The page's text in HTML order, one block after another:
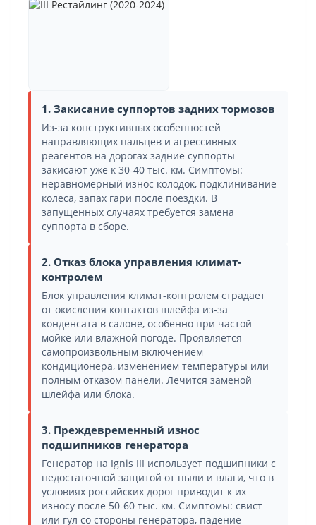
1. Закисание суппортов задних тормозов
Из-за конструктивных особенностей
направляющих пальцев и агрессивных
реагентов на дорогах задние суппорты
закисают уже к 30-40 тыс. км. Симптомы:
неравномерный износ колодок, подклинивание
колеса, запах гари после поездки. В
запущенных случаях требуется замена
суппорта в сборе.
2. Отказ блока управления климат-
контролем
Блок управления климат-контролем страдает
от окисления контактов шлейфа из-за
конденсата в салоне, особенно при частой
мойке или влажной погоде. Проявляется
самопроизвольным включением
кондиционера, изменением температуры или
полным отказом панели. Лечится заменой
шлейфа или блока.
3. Преждевременный износ
подшипников генератора
Генератор на Ignis III использует подшипники с
недостаточной защитой от пыли и влаги, что в
условиях российских дорог приводит к их
износу после 50-60 тыс. км. Симптомы: свист
или гул со стороны генератора, падение